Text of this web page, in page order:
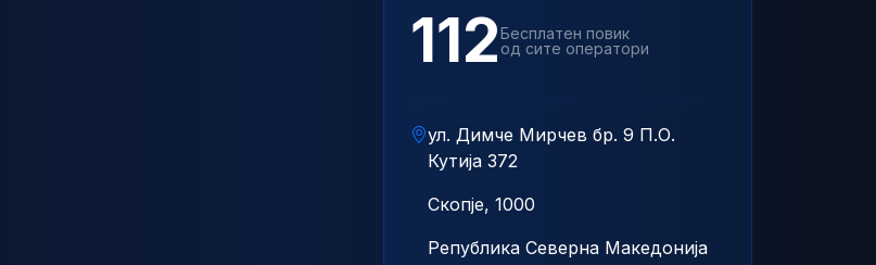
112Бесплатен повик
од сите оператори
ул. Димче Мирчев бр. 9 П.О.
Кутија 372
Скопје, 1000
Република Северна Македонија